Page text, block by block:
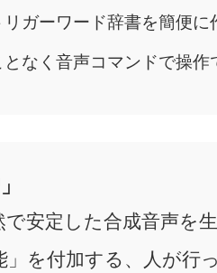
ガーワード辞書を簡便
なく音声コマンドで操
安定した合成音声を
を付加する、人が行